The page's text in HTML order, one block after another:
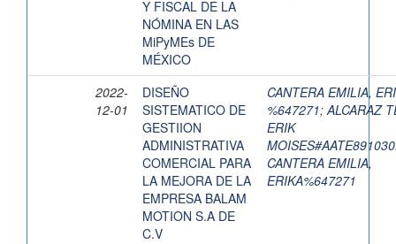
Y FISCAL DE LA
NÓMINA EN LAS
MiPyMEs DE
MÉXICO
2022-
12-01
DISEÑO
SISTEMATICO DE
GESTIION
ADMINISTRATIVA
COMERCIAL PARA
LA MEJORA DE LA
EMPRESA BALAM
MOTION S.A DE
C.V
CANTERA EMILIA,
%647271;ALCARAZ
ERIK
CANTERA EMILIA,
ERIKA%647271